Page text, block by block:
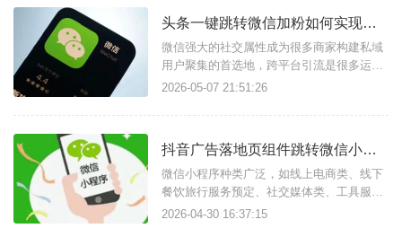
量转化的方式尤其适合商家用户构建私域流
量。简单几步快速搭建广告落地页链
头条一键跳转微信加粉如何实现？跨平台引流工具使用方法
微信强大的社交属性成为很多商家构建私域
用户聚集的首选地，跨平台引流是很多运营
推广人员必备技能，只需找对工具可以很简
具，可实现头条一键跳转微信加好友，还支
等。功能实现原理：微信外链：核心原理是
微信外链功能，这是一种合规的支
2026-05-07 21:51:26
抖音广告落地页组件跳转微信小程序怎么操作？
微信小程序种类广泛，如线上电商类、线下
餐饮旅行服务预定、社交媒体类、工具服务
等功能丰富，在视频资讯、搜索引擎等平台
2026-04-30 16:37:15